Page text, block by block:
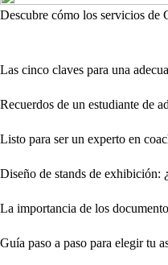
Descubre cómo los servicios de
Las cinco claves para una
Recuerdos de un estudiante de
Listo para ser un experto en
Diseño de stands de exhibición:
La importancia de los
Guía paso a paso para elegir tu